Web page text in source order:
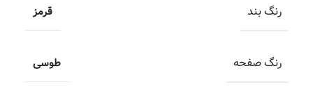
رنگ بند قرمز
رنگ صفحه طوسی